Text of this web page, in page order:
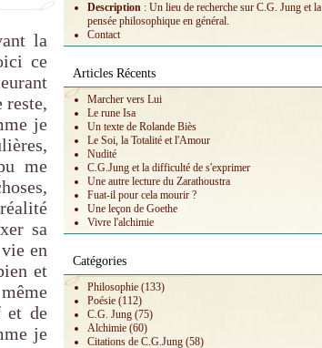
la
ce
reste,
je
me
sa
en
et
et de
je
Description : Un lieu de recherche sur C.G. Jung et la
pensée philosophique en général.
Contact
Articles Récents
Marcher vers Lui
Le rune Isa
Un texte de Rolande Biès
Le Soi, la Totalité et l'Amour
Nudité
C.G.Jung et la difficulté de s'exprimer
Une autre lecture du Zarathoustra
Fuat-il pour cela mourir ?
Une leçon de Goethe
Vivre l'alchimie
Catégories
Philosophie (133)
Poésie (112)
C.G. Jung (75)
Alchimie (60)
Citations de C.G.Jung (58)